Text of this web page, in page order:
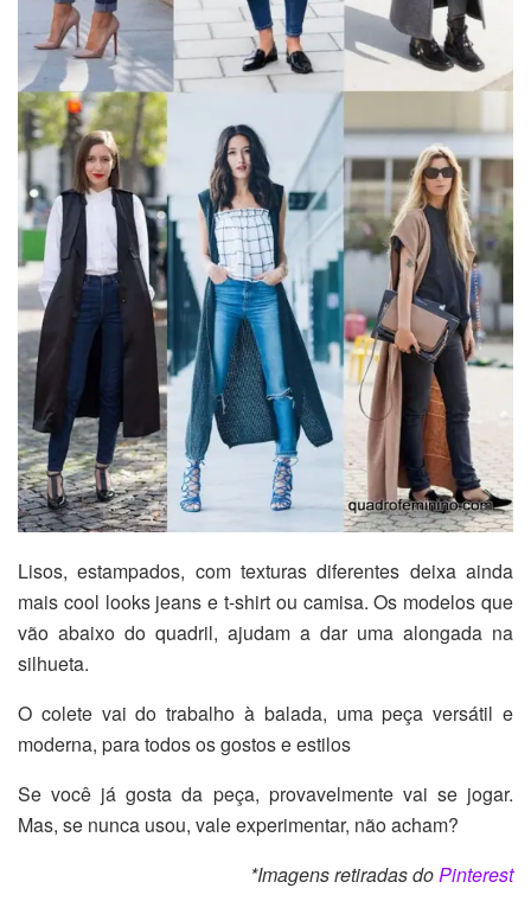
Lisos, estampados, com texturas diferentes deixa ainda
mais cool looks jeans e t-shirt ou camisa. Os modelos que
vão abaixo do quadril, ajudam a dar uma alongada na
silhueta.
O colete vai do trabalho à balada, uma peça versátil e
moderna, para todos os gostos e estilos
Se você já gosta da peça, provavelmente vai se jogar.
Mas, se nunca usou, vale experimentar, não acham?
*Imagens retiradas doPinterest